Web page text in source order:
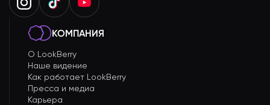
КОМПАНИЯ
О LookBerry
Наше видение
Как работает LookBerry
Пресса и медиа
Карьера